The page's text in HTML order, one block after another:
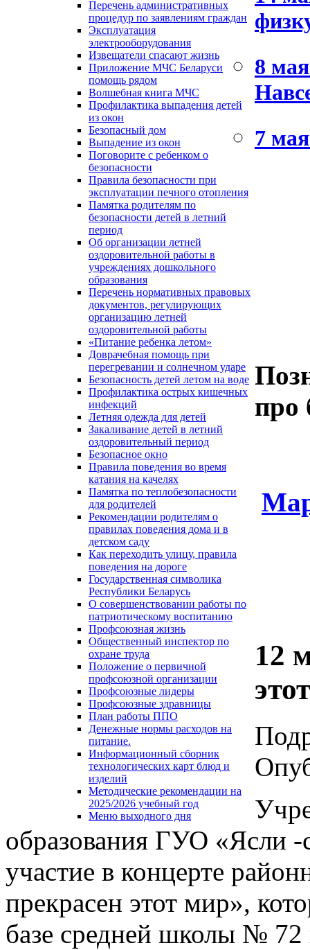
Перечень административных
процедур по заявлениям граждан
Эксплуатация
электрооборудования
Извещатели спасают жизнь
Приложение МЧС Беларуси
помощь рядом
Волшебная книга МЧС
Профилактика выпадения детей
из окон
Безопасный дом
Выпадение из окон
Поговорите с ребенком о
безопасности
Правила безопасности при
эксплуатации печного отопления
Памятка родителям по
безопасности детей в летний
период
Об организации летней
оздоровительной работы в
учреждениях дошкольного
образования
Перечень нормативных правовых
документов, регулирующих
организацию летней
оздоровительной работы
«Питание ребенка летом»
Доврачебная помощь при
перегревании и солнечном ударе
Безопасность детей летом на воде
Профилактика острых кишечных
инфекций
Летняя одежда для детей
Закаливание детей в летний
оздоровительный период
Безопасное окно
Правила поведения во время
катания на качелях
Памятка по теплобезопасности
для родителей
Рекомендации родителям о
правилах поведения дома и в
детском саду
Как переходить улицу, правила
поведения на дороге
Государственная символика
Республики Беларусь
О совершенствовании работы по
патриотическому воспитанию
Профсоюзная жизнь
Общественный инспектор по
охране труда
Положение о первичной
профсоюзной организации
Профсоюзные лидеры
Профсоюзные здравницы
План работы ППО
Денежные нормы расходов на
питание.
Информационный сборник
технологических карт блюд и
изделий
Методические рекомендации на
2025/2026 учебный год
Меню выходного дня
8
7
про
12
образования ГУО «Ясли
участие в концерте
прекрасен этот мир»,
базе средней школы № 72